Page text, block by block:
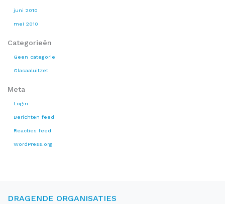
juni 2010
mei 2010
Categorieën
Geen categorie
Glasaaluitzet
Meta
Login
Berichten feed
Reacties feed
WordPress.org
DRAGENDE ORGANISATIES